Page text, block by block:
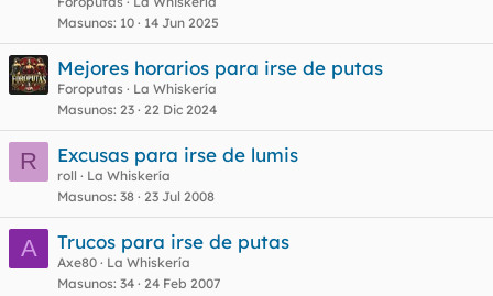
Masunos 10 14 Jun 2025
Mejores horarios para irse de putas
Foroputas
La Whiskería
Masunos 23 22 Dic 2024
R Excusas para irse de lumis
roll
La Whiskería
Masunos 38 23 Jul 2008
A Trucos para irse de putas
Axe80
La Whiskería
Masunos 34 24 Feb 2007